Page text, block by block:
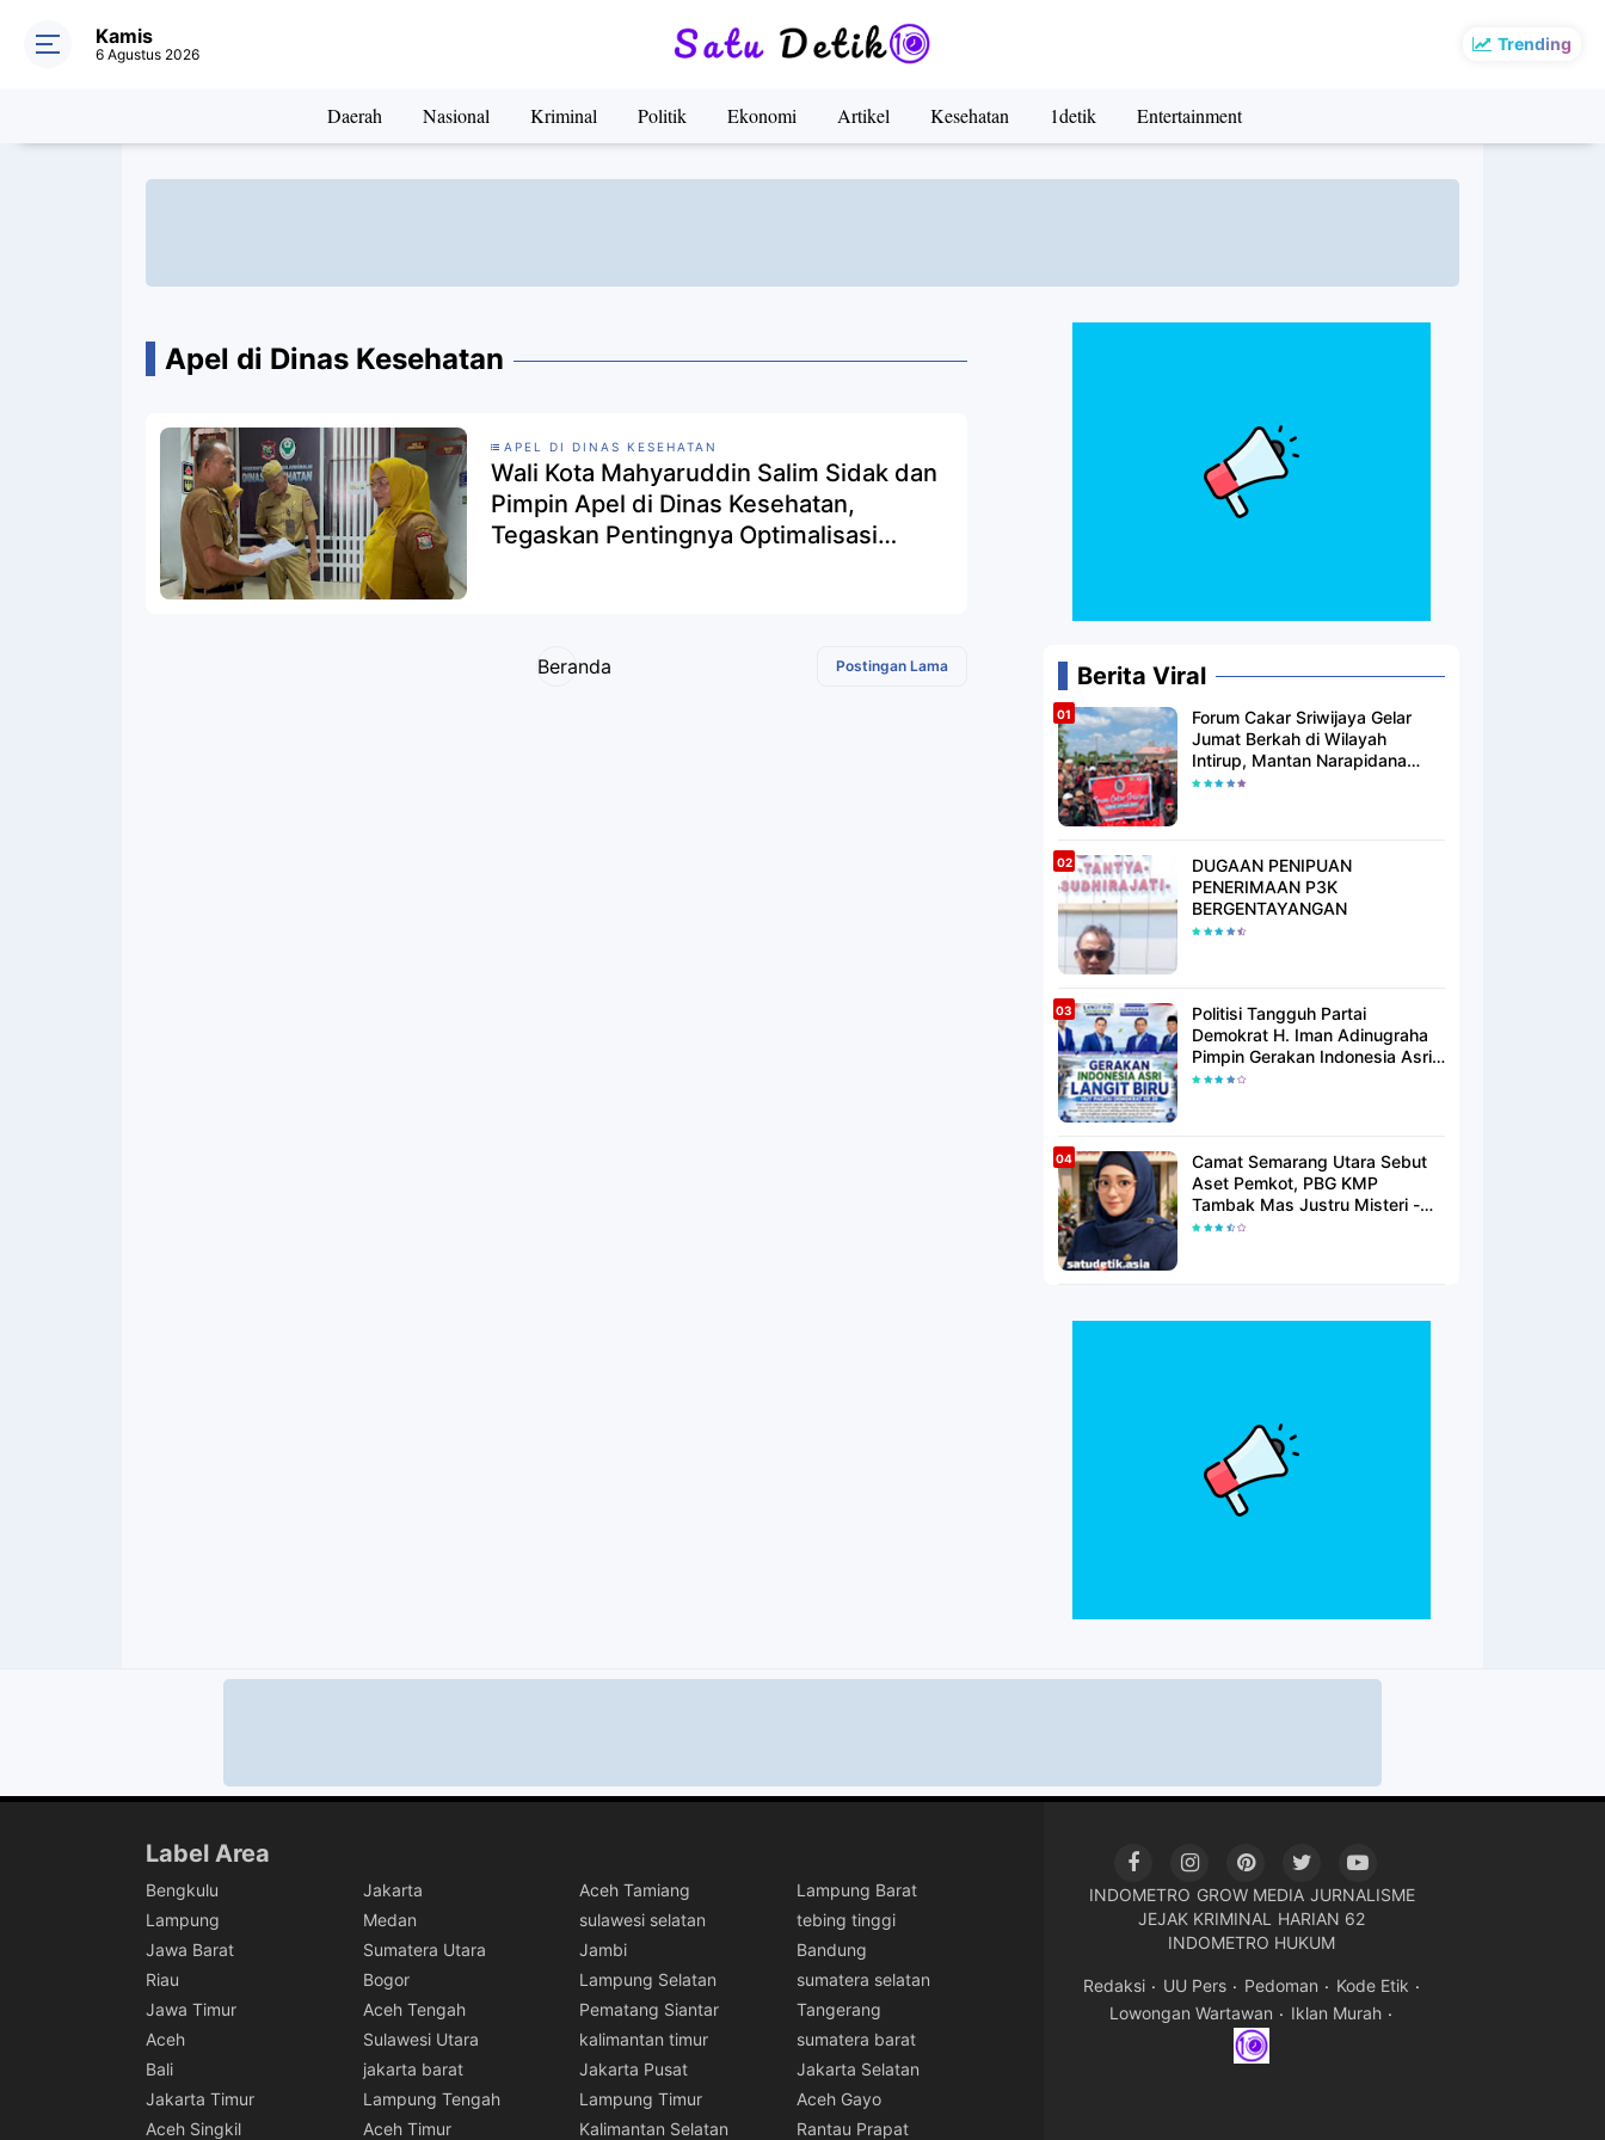
Trending
Kamis
6 Agustus 2026
Daerah Nasional Kriminal Politik Ekonomi Artikel Kesehatan 1detik Entertainment
Apel di Dinas Kesehatan
APEL DI DINAS KESEHATAN
Wali Kota Mahyaruddin Salim Sidak dan
Pimpin Apel di Dinas Kesehatan,
Tegaskan Pentingnya Optimalisasi
Postingan Lama
Beranda Berita Viral
Forum Cakar Sriwijaya Gelar
Jumat Berkah di Wilayah
Intirup, Mantan Narapidana
yang Telah Berhijrah Turut
DUGAAN PENIPUAN
PENERIMAAN P3K
BERGENTAYANGAN
Politisi Tangguh Partai
Demokrat H. Iman Adinugraha
Pimpin Gerakan Indonesia Asri
Langit Biru Di Pantai Citepus
Camat Semarang Utara Sebut
Aset Pemkot, PBG KMP
Tambak Mas Justru Misteri -
Warga Menunggu Kepastian
Label Area
Bengkulu Jakarta Aceh Tamiang
Lampung Barat
Lampung
Medan sulawesi selatan
tebing tinggi
Jawa Barat
Sumatera Utara Jambi
Bandung
Riau
Bogor Lampung Selatan
sumatera selatan
Jawa Timur
Aceh Tengah Pematang Siantar
Tangerang
Aceh
Sulawesi Utara kalimantan timur
sumatera barat
Bali
jakarta barat Jakarta Pusat
Jakarta Selatan
Jakarta Timur
Lampung Tengah Lampung Timur
Aceh Gayo
Aceh Singkil
Aceh Timur Kalimantan Selatan Rantau Prapat
INDOMETRO GROW MEDIA JURNALISME
JEJAK KRIMINAL
HARIAN 62
INDOMETRO HUKUM
Redaksi UU Pers Pedoman
Kode Etik
Lowongan Wartawan
Iklan Murah